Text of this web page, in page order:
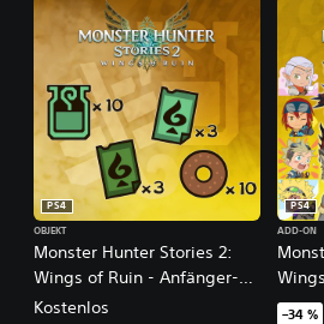
Monster Hunter Stories 2:
Wings of Ruin - Anfänger-
Paket
PS4
OBJEKT
Kostenlos
PS4
ADD-ON
–34 %